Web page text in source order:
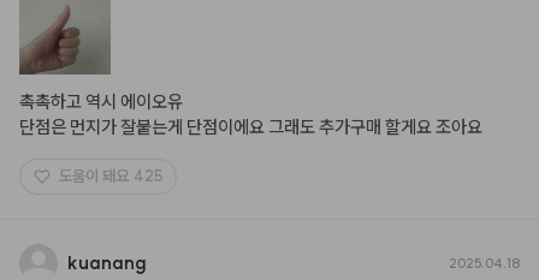
촉촉하고 역시 에이오유
단점은 먼지가 잘붙는게 단점이에요 그래도 추가구매 할게요 조아요
도움이 돼요 425
kuanang 2025.04.18